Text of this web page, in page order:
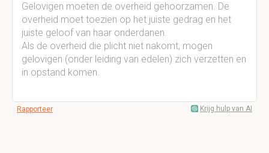
Gelovigen moeten de overheid gehoorzamen. De
overheid moet toezien op het juiste gedrag en het
juiste geloof van haar onderdanen.
Als de overheid die plicht niet nakomt, mogen
gelovigen (onder leiding van edelen) zich verzetten en
in opstand komen.
Rapporteer Krijg hulp van AI